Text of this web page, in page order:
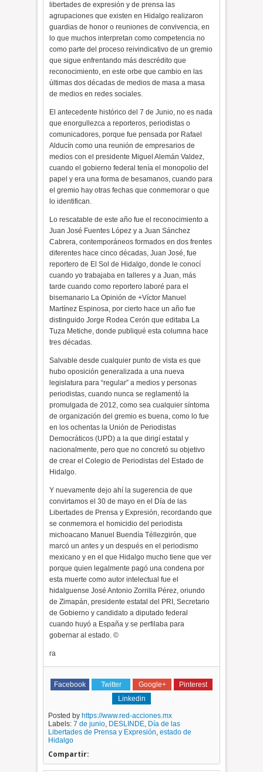
libertades de expresión y de prensa las
agrupaciones que existen en Hidalgo realizaron
guardias de honor o reuniones de convivencia, en
lo que muchos interpretan como competencia no
como parte del proceso reivindicativo de un gremio
que sigue enfrentando más descrédito que
reconocimiento, en este orbe que cambio en las
últimas dos décadas de medios de masa a masa
de medios en redes sociales.
El antecedente histórico del 7 de Junio, no es nada
que enorgullezca a reporteros, periodistas o
comunicadores, porque fue pensada por Rafael
Alducín como una reunión de empresarios de
medios con el presidente Miguel Alemán Valdez,
cuando el gobierno federal tenía el monopolio del
papel y era una forma de besamanos, cuando para
el gremio hay otras fechas que conmemorar o que
lo identifican.
Lo rescatable de este año fue el reconocimiento a
Juan José Fuentes López y a Juan Sánchez
Cabrera, contemporáneos formados en dos frentes
diferentes hace cinco décadas, Juan José, fue
reportero de El Sol de Hidalgo, donde le conocí
cuando yo trabajaba en talleres y a Juan, más
tarde cuando como reportero laboré para el
bisemanario La Opinión de +Víctor Manuel
Martínez Espinosa, por cierto hace un año fue
distinguido Jorge Rodea Cerón que editaba La
Tuza Metiche, donde publiqué esta columna hace
tres décadas.
Salvable desde cualquier punto de vista es que
hubo oposición generalizada a una nueva
legislatura para “regular” a medios y personas
periodistas, cuando nunca se reglamentó la
promulgada de 2012, como sea cualquier síntoma
de organización del gremio es buena, como lo fue
en los ochentas la Unión de Periodistas
Democráticos (UPD) a la que dirigí estatal y
nacionalmente, pero que no concretó su objetivo
de crear el Colegio de Periodistas del Estado de
Hidalgo.
Y nuevamente dejo ahí la sugerencia de que
convirtamos el 30 de mayo en el Día de las
Libertades de Prensa y Expresión, recordando que
se conmemora el homicidio del periodista
michoacano Manuel Buendía Téllezgirón, que
marcó un antes y un después en el periodismo
mexicano y en el que Hidalgo mucho tiene que ver
porque quien legalmente pagó una condena por
esta muerte como autor intelectual fue el
hidalguense José Antonio Zorrilla Pérez, oriundo
de Zimapán, presidente estatal del PRI, Secretario
de Gobierno y candidato a diputado federal
cuando huyó a España y se perfilaba para
gobernar al estado. ©
ra
Facebook Twitter Google+
Pinterest
Linkedin
Posted by https://www.red-acciones.mx
Labels:7 de junio, DESLINDE, Día de las
Libertades de Prensa y Expresión,estado de
Hidalgo
Compartir: